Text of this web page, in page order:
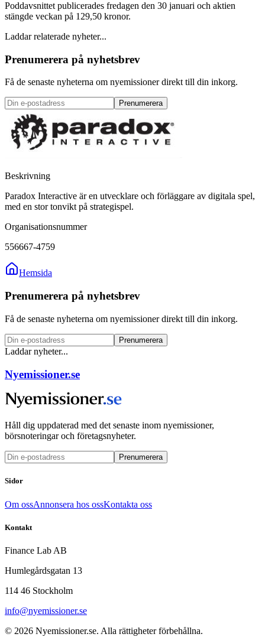
Poddavsnittet publicerades fredagen den 30 januari och aktien
stängde veckan på 129,50 kronor.
Laddar relaterade nyheter...
Prenumerera på nyhetsbrev
Få de senaste nyheterna om nyemissioner direkt till din inkorg.
Prenumerera
Beskrivning
Paradox Interactive är en utvecklare och förläggare av digitala spel,
med en stor tonvikt på strategispel.
Organisationsnummer
556667-4759
Hemsida
Prenumerera på nyhetsbrev
Få de senaste nyheterna om nyemissioner direkt till din inkorg.
Prenumerera
Laddar nyheter...
Nyemissioner.se
Håll dig uppdaterad med det senaste inom nyemissioner,
börsnoteringar och företagsnyheter.
Prenumerera
Sidor
Om ossAnnonsera hos ossKontakta oss
Kontakt
Finance Lab AB
Humlegårdsgatan 13
114 46 Stockholm
info@nyemissioner.se
© 2026 Nyemissioner.se. Alla rättigheter förbehållna.